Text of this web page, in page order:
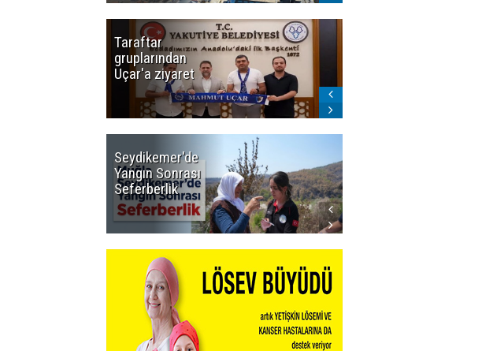
Taraftar
gruplarından
Uçar'a ziyaret
Seydikemer'de
Yangın Sonrası
Seferberlik